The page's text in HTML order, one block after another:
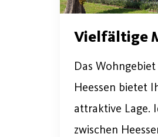
Vielfältige
Das
Heessen bietet
attraktive Lage.
zwischen